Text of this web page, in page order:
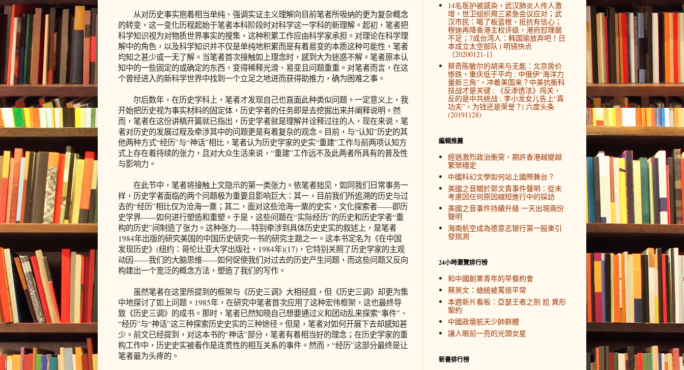
从对历史事实抱着相当单纯、强调实证主义理解向目前笔者所吸纳的更为复杂概念
的转变，这一变化历程起始于笔者本科阶段时对科学这一学科的新理解。起初，笔者把
科学知识视为对物质世界事实的搜集，这种积累工作应由科学家承担。对理论在科学理
解中的角色，以及科学知识并不仅是单纯地积累而是有着易变的本质这种可能性，笔者
均知之甚少或一无了解。当笔者首次接触如上理念时，感到大为迷惑不解。笔者原本认
知中的一些固定的或确定的东西，变得稀释光滑、易变且问题重重。对笔者而言，在这
个曾经进入的新科学世界中找到一个立足之地进而获得助推力，确为困难之事。
尔后数年，在历史学科上，笔者才发现自己也直面此种类似问题。一定意义上，我
开始把历史视为事实材料的固定体，历史学者的任务即是去挖掘出来并阐释说明。然
而，笔者在这份讲稿开篇就已指出，历史学者就是理解并诠释过往的人，现在来说，笔
者对历史的发展过程及牵涉其中的问题更是有着复杂的观念。目前，与“认知”历史的其
他两种方式“经历”与“神话”相比，笔者认为历史学家的史实“重建”工作与前两项认知方
式上存在着持续的张力，且对大众生活来说，“重建”工作远不及此两者所具有的普及性
与影响力。
在此节中，笔者将接触上文隐示的第一类张力。依笔者拙见，如同我们日常事务一
样，历史学者面临的两个问题极为重要且影响巨大：其一，目前我们所追溯的历史与过
去的“经历”相比仅为沧海一粟；其二，面对这些沧海一粟的史实，文化探索者——即历
史学界——如何进行塑造和重塑。于是，这些问题在“实际经历”的历史和历史学者“重
构的历史”间制造了张力。这种张力——特别牵涉到具体历史史实的叙述上，是笔者
1984年出版的研究美国的中国历史研究一书的研究主题之一。这本书定名为《在中国
发现历史》(纽约：哥伦比亚大学出版社，1984年)(17)，它特别关照了历史学家的主观
动因——我们的大脑思维——如何促使我们对过去的历史产生问题，而这些问题又反向
构建出一个宽泛的概念方法，塑造了我们的写作。
虽然笔者在这里所提到的框架与《历史三调》大相径庭，但《历史三调》却更为集
中地探讨了如上问题。1985年，在研究中笔者首次应用了这种宏伟框架，这也最终导
致《历史三调》的成书。那时，笔者已然知晓自己想要通过义和团动乱来探索“事件”、
“经历”与“神话”这三种探索历史史实的三种途径。但是，笔者对如何开展下去却感知甚
少。前文已经提到，对这本书的“神话”部分，笔者有着相当好的理念；在历史学家的重
构工作中，历史史实被看作是连贯性的相互关系的事件。然而，“经历”这部分最终是让
笔者最为头疼的。
14名医护被感染，武汉肺炎人传人激
增，世卫组织周三紧急会议应对；武
汉市民：喝了板蓝根，抵抗有信心；
穆迪再降香港主权评级，港府怼理据
不足；7成台湾人：韩国瑜放弃吧！日
本成立太空部队 | 明镜快点
（20200121-1）
蔡奇陈敏尔的胡来与无能：北京房价
惨跌，重庆低于平均 ; 中俄伊“海洋力
量新三角”，冲着美国来？中美抗衡科
技战才是关键 ; 《反渗透法》闯关，
反的是中共统战 ; 李小龙女儿告上“真
功夫”，为钱还是荣誉？| 六度头条
(20191128)
編輯推薦
經過激烈政治衝突，期許香港越變越
繁榮穩定
中國科幻文學如何站上國際舞台？
美國之音關於郭文貴事件聲明：從未
考慮因任何原因縮短進行中的採訪
美國之音事件持續升級 一天出現兩份
聲明
海南航空成為德意志银行第一股東引
發揣測
24小時瀏覽排行榜
和中國創業青年的早餐約會
蔡英文：總統被罵很平常
本週新片看板：亞瑟王者之劍 尬 異形
聖約
中國政壇航天少帥群體
讓人眼前一亮的光頭女星
新書排行榜